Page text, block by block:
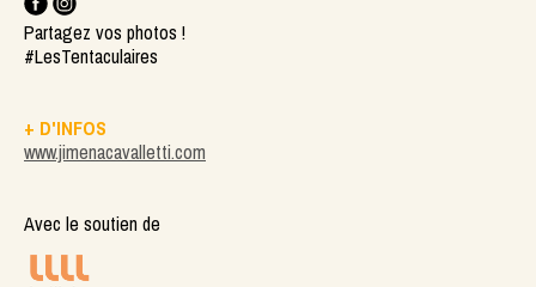
Partagez vos photos !
#LesTentaculaires
+ D'INFOS
www.jimenacavalletti.com
Avec le soutien de